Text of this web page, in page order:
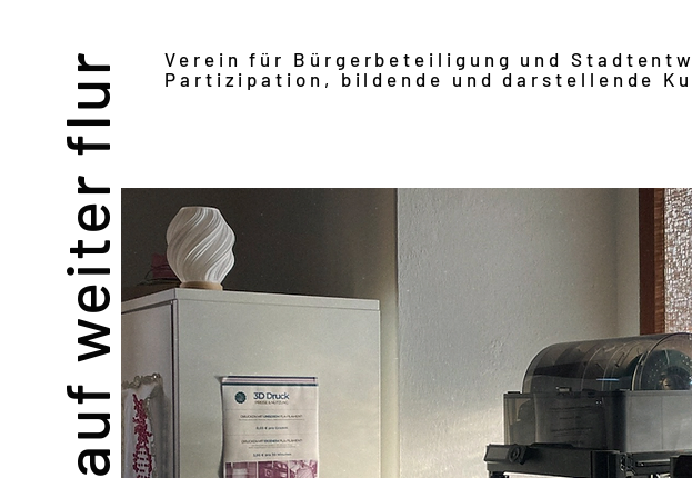
auf weiter flur
Verein für Bürgerbeteiligung und
Partizipation, bildende und darstellende